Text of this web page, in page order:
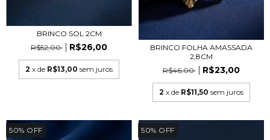
BRINCO SOL 2CM
R$52,00
R$26,00
2 x de R$13,00 sem juros
BRINCO FOLHA AMASSADA
2,8CM
R$46,00
R$23,00
2 x de R$11,50 sem juros
50% OFF 50% OFF